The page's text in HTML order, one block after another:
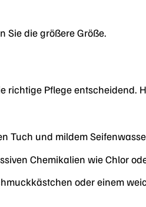
Sie die größere Größe.
richtige Pflege entscheidend.
Tuch und mildem
Chemikalien wie Chlor
oder einem